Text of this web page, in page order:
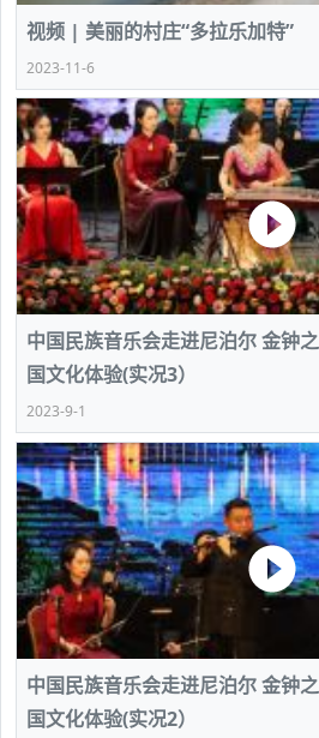
视频 | 美丽的村庄“多拉乐加特”
2023-11-6
中国民族音乐会走进尼泊尔 金钟
国文化体验(实况3）
2023-9-1
中国民族音乐会走进尼泊尔 金钟
国文化体验(实况2）